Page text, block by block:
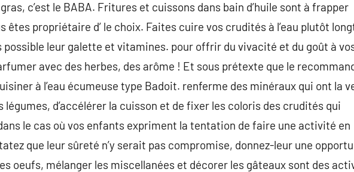
c’est le BABA. Fritures et cuissons dans bain d’huile sont à frapper
êtes propriétaire d’ le choix. Faites cuire vos crudités à l’eau plutôt
possible leur galette et vitamines. pour offrir du vivacité et du goût à
avec des herbes, des arôme ! Et sous prétexte que le
à l’eau écumeuse type Badoit. renferme des minéraux qui ont la
légumes, d’accélérer la cuisson et de fixer les coloris des crudités qui
le cas où vos enfants expriment la tentation de faire une activité en
que leur sûreté n’y serait pas compromise, donnez-leur une
oeufs, mélanger les miscellanées et décorer les gâteaux sont des